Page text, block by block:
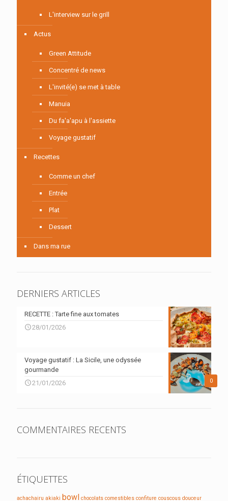
L'interview sur le grill
Actus
Green Attitude
Concentré de news
L'invité(e) se met à table
Manuia
Du fa'a'apu à l'assiette
Voyage gustatif
Recettes
Comme un chef
Entrée
Plat
Dessert
Dans ma rue
DERNIERS ARTICLES
RECETTE : Tarte fine aux tomates
28/01/2026
0
Voyage gustatif : La Sicile, une odyssée
gourmande
21/01/2026
COMMENTAIRES RECENTS
ÉTIQUETTES
achachairu akiaki bowl chocolats comestibles confiture couscous douceur